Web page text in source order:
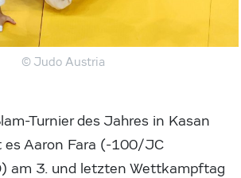
© Judo Austria
Turnier des Jahres in Kasan
es Aaron Fara (-100/JC
am 3. und letzten Wettkampftag